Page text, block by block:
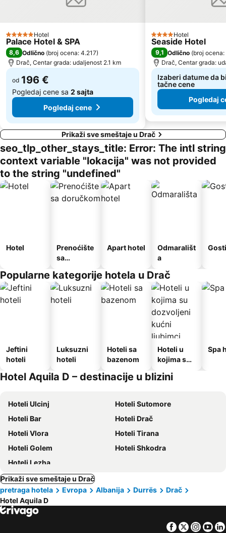
5 Zvezdice
Hotel
Palace Hotel & SPA
8,6 Odlično (broj ocena: 4.217)
Drač, Centar grada: udaljenost 2.1 km
od 196 €
Pogledaj cene sa 2 sajta
Pogledaj cene
4 Zvezdice
Hotel
Seaside Hotel
9,1 Odlično (broj ocena:
Drač, Centar grada:
Izaberi datume da
tačne cene
Pogledaj
Prikaži sve smeštaje u Drač
seo_tlp_other_stays_title: Error: The intl string
context variable "lokacija" was not provided
to the string "undefined"
Hotel
Prenoćište
sa
Apart hotel
Odmarališt
a
Popularne kategorije hotela u Drač
Jeftini
hoteli
Luksuzni
hoteli
Hoteli sa
bazenom
Hoteli u
kojima su
kućni
Spa
Hotel Aquila D – destinacije u blizini
Hoteli Ulcinj
Hoteli Sutomore
Hoteli Bar
Hoteli Drač
Hoteli Vlora
Hoteli Tirana
Hoteli Golem
Hoteli Shkodra
Hoteli Lezha
Prikaži sve smeštaje u Drač
pretraga hotela
Evropa Albanija Durrës
Drač
Hotel Aquila D
Facebook
Twitter